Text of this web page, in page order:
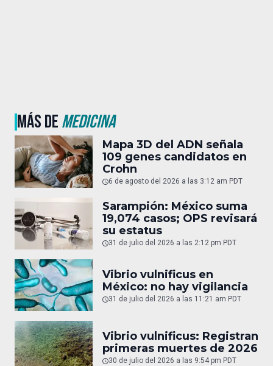
MÁS DEMEDICINA
Mapa 3D del ADN señala
109 genes candidatos en
Crohn
6 de agosto del 2026 a las 3:12 am PDT
Sarampión: México suma
19,074 casos; OPS revisará
su estatus
31 de julio del 2026 a las 2:12 pm PDT
Vibrio vulnificus en
México: no hay vigilancia
31 de julio del 2026 a las 11:21 am PDT
Vibrio vulnificus: Registran
primeras muertes de 2026
30 de julio del 2026 a las 9:54 pm PDT